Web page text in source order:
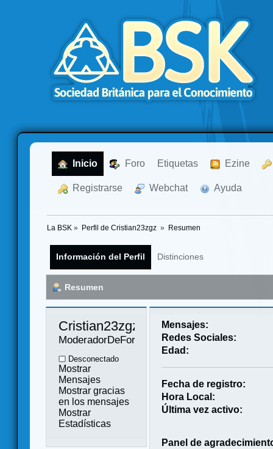
Inicio Foro Etiquetas Ezine
Registrarse Webchat Ayuda
La BSK » Perfil de Cristian23zgz » Resumen
Información del Perfil Distinciones
Resumen
ModeradorDeForo
Desconectado
Mostrar
Mensajes
Mostrar gracias
en los mensajes
Mostrar
Estadísticas
Mensajes:
Redes Sociales:
Edad:
Fecha de registro:
Hora Local:
Última vez activo:
Panel de